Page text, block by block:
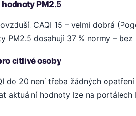
hodnoty PM2.5
CAQI 15 – velmi dobrá
PM2.5 dosahují 37 % normy –
citlivé osoby
do 20 není třeba žádných
aktuální hodnoty lze na